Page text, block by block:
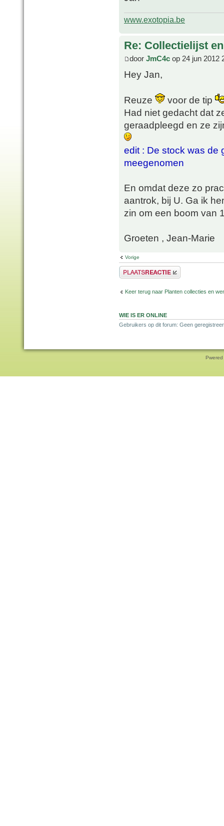
www.exotopia.be
Re: Collectielijst
door JmC4c op 24 jun 2012
Hey Jan,
Reuze
voor de tip
Had niet gedacht dat
geraadpleegd en ze
edit : De stock was de
meegenomen
En omdat deze zo
aantrok, bij U. Ga ik
zin om een boom van
Groeten , Jean-Marie
Vorige
Plaats een reactie
Keer terug naar Planten collecties en
WIE IS ER ONLINE
Gebruikers op dit forum: Geen